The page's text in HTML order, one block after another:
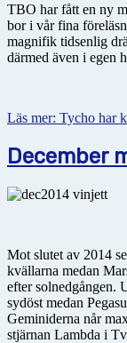
TBO har fått en ny
bor i vår fina
magnifik tidsenlig
därmed även i egen
Läs mer: Tycho har
December
Mot slutet av 2014
kvällarna medan
efter solnedgången.
sydöst medan
Geminiderna når
stjärnan Lambda i